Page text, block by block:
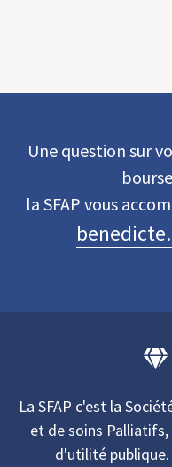
Une question sur
la SFAP vous
La SFAP c'est la
et de soins
d'utilité publique.